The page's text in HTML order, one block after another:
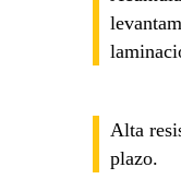
Alta
plazo.